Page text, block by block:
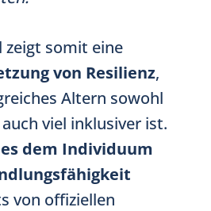
zeigt somit eine
von Resilienz,
Altern sowohl
viel inklusiver ist.
dem Individuum
von offiziellen